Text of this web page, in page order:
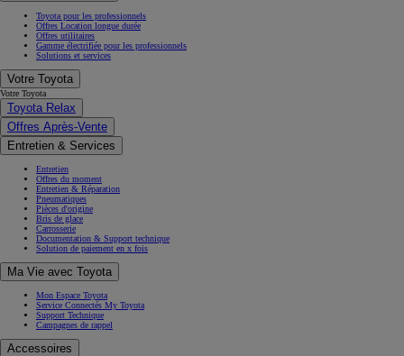
Toyota pour les professionnels
Offres Location longue durée
Offres utilitaires
Gamme électrifiée pour les professionnels
Solutions et services
Votre Toyota
Votre Toyota
Toyota Relax
Offres Après-Vente
Entretien & Services
Entretien
Offres du moment
Entretien & Réparation
Pneumatiques
Pièces d'origine
Bris de glace
Carrosserie
Documentation & Support technique
Solution de paiement en x fois
Ma Vie avec Toyota
Mon Espace Toyota
Service Connectés My Toyota
Support Technique
Campagnes de rappel
Accessoires